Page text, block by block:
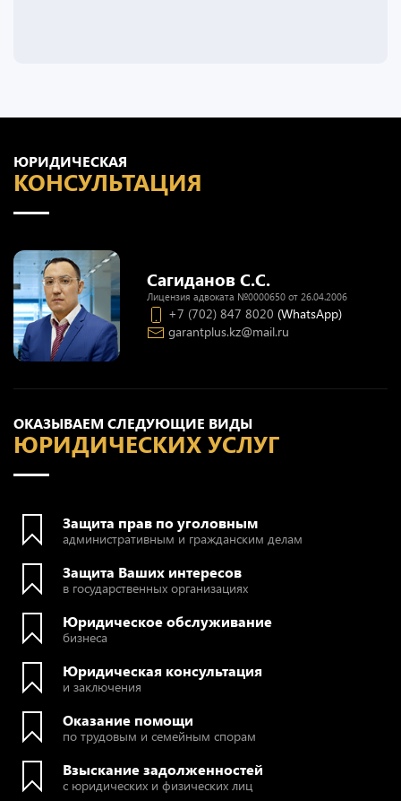
ОКАЗЫВАЕМ СЛЕДУЮЩИЕ ВИДЫ
ЮРИДИЧЕСКИХ УСЛУГ
Защита прав по уголовным
административным и гражданским делам
Защита Ваших интересов
в государственных организациях
Юридическое обслуживание
бизнеса
Юридическая консультация
и заключения
Оказание помощи
по трудовым и семейным спорам
Взыскание задолженностей
с юридических и физических лиц
ЮРИДИЧЕСКАЯ
КОНСУЛЬТАЦИЯ
Сагиданов С.С.
Лицензия адвоката №0000650 от 26.04.2006
+7 (702) 847 8020 (WhatsApp)
garantplus.kz@mail.ru